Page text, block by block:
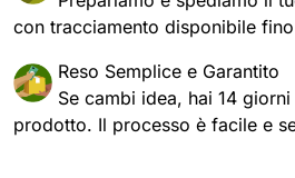
con tracciamento disponibile
Reso Semplice e Garantito
Se cambi idea, hai 14
prodotto. Il processo è facile e